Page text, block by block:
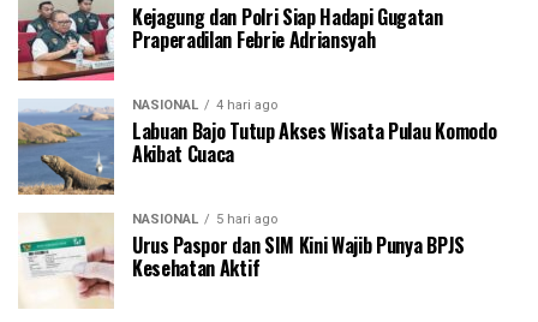
Kejagung dan Polri Siap Hadapi Gugatan
Praperadilan Febrie Adriansyah
NASIONAL 4 hari ago
Labuan Bajo Tutup Akses Wisata Pulau Komodo
Akibat Cuaca
NASIONAL 5 hari ago
Urus Paspor dan SIM Kini Wajib Punya BPJS
Kesehatan Aktif